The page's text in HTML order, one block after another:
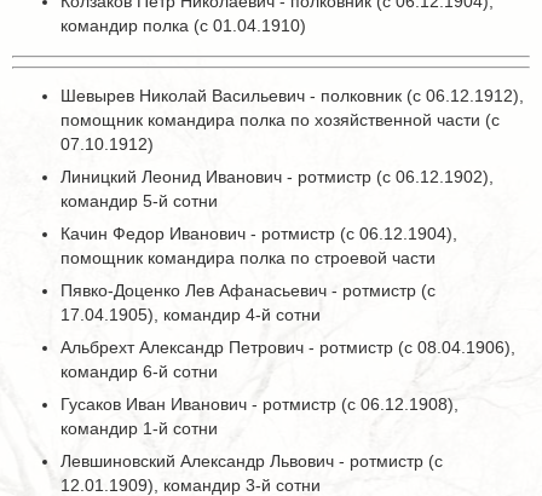
командир полка (с 01.04.1910)
Шевырев Николай Васильевич - полковник (с 06.12.1912),
помощник командира полка по хозяйственной части (с
07.10.1912)
Линицкий Леонид Иванович - ротмистр (с 06.12.1902),
командир 5-й сотни
Качин Федор Иванович - ротмистр (с 06.12.1904),
помощник командира полка по строевой части
Пявко-Доценко Лев Афанасьевич - ротмистр (с
17.04.1905), командир 4-й сотни
Альбрехт Александр Петрович - ротмистр (с 08.04.1906),
командир 6-й сотни
Гусаков Иван Иванович - ротмистр (с 06.12.1908),
командир 1-й сотни
Левшиновский Александр Львович - ротмистр (с
12.01.1909), командир 3-й сотни